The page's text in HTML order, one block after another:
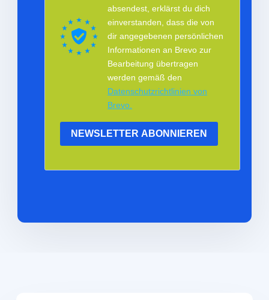
absendest, erklärst du dich
einverstanden, dass die von
dir angegebenen persönlichen
Informationen an Brevo zur
Bearbeitung übertragen
werden gemäß den
Datenschutzrichtlinien von
Brevo.
NEWSLETTER ABONNIEREN